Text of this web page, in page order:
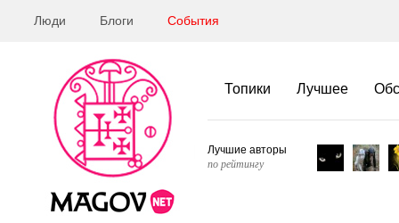
Люди Блоги События
Топики Лучшее
Лучшие авторы
по рейтингу